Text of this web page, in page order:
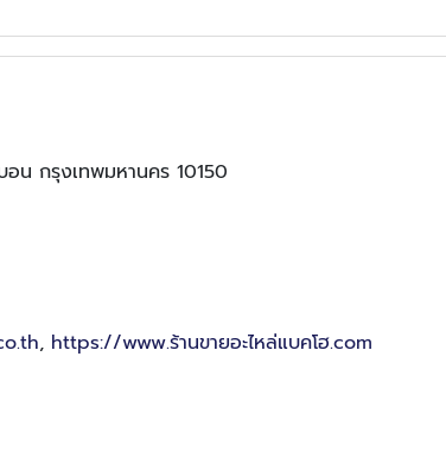
น กรุงเทพมหานคร 10150
, https://www.ร้านขายอะไหล่แบคโฮ.com